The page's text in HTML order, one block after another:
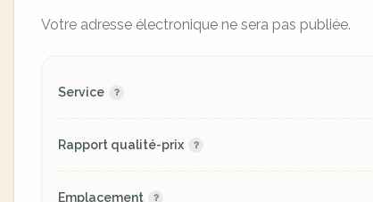
Votre adresse électronique ne sera pas publiée.
Service
Rapport qualité-prix
Emplacement